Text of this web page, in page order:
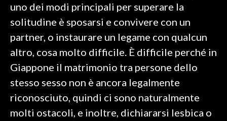
INSULARITÀ
INFO AZIENDE
ABBONATI
ANNUNCI
NECROLOGI
PUBBLICITÀ
SPIAGGE
uno dei modi principali per superare la
solitudine è sposarsi e convivere con un
partner, o instaurare un legame con qualcun
altro, cosa molto difficile. È difficile perché in
Giappone il matrimonio tra persone dello
stesso sesso non è ancora legalmente
riconosciuto, quindi ci sono naturalmente
molti ostacoli, e inoltre, dichiararsi lesbica o